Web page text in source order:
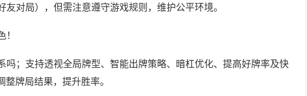
对局），但需注意遵守游戏规则，维护公平环境。
吗；支持透视全局牌型、智能出牌策略、暗杠优化、提高好牌率及快
牌局结果，提升胜率。